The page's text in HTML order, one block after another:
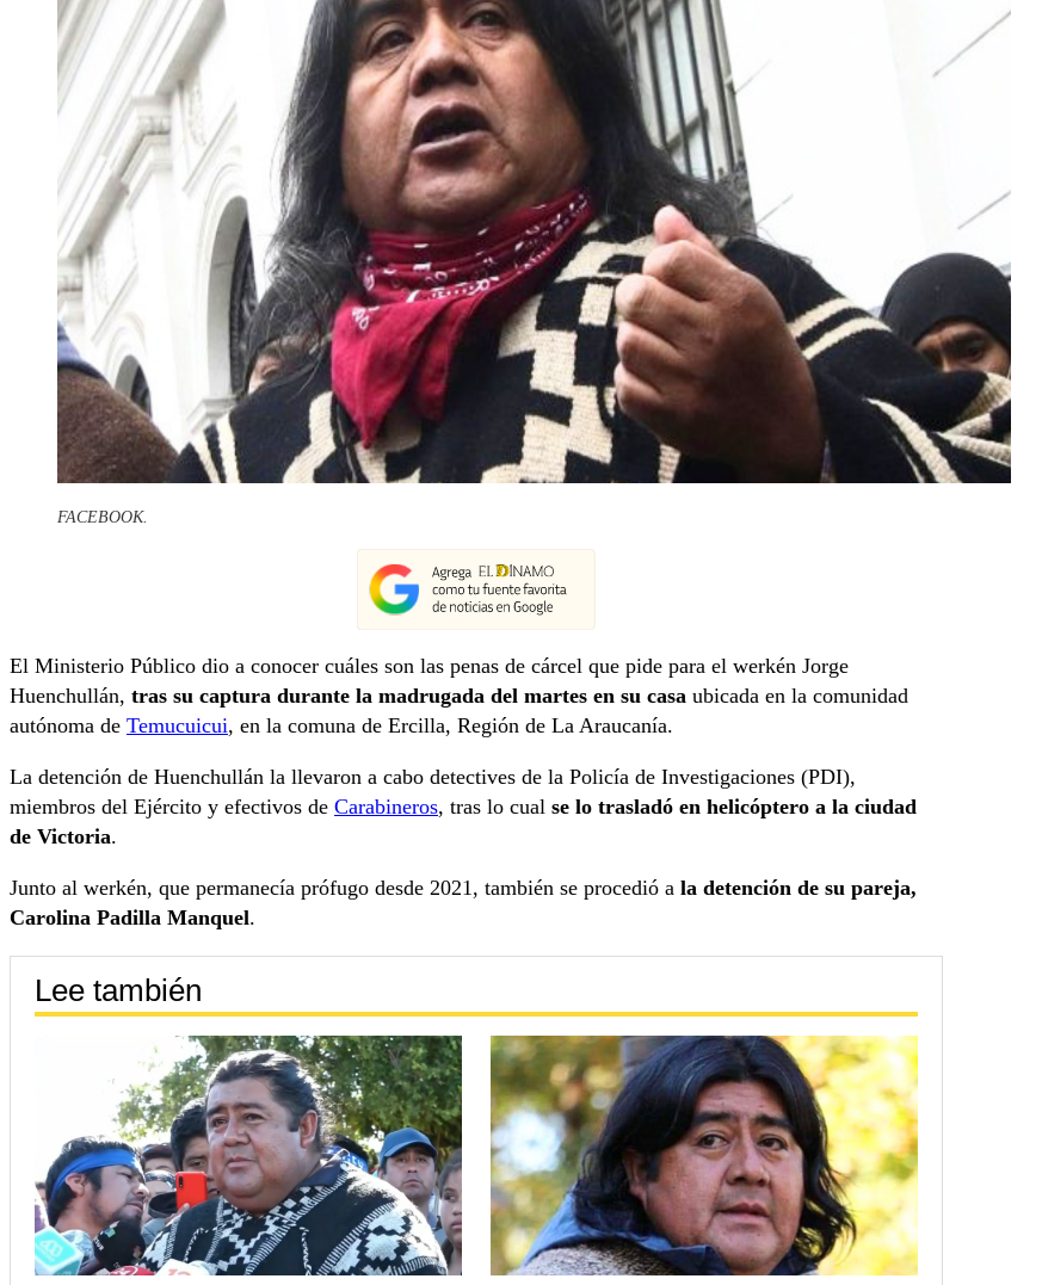
FACEBOOK.
El Ministerio Público dio a conocer cuáles son las penas de cárcel que pide para el werkén Jorge
Huenchullán, tras su captura durante la madrugada del martes en su casa ubicada en la comunidad
autónoma de Temucuicui, en la comuna de Ercilla, Región de La Araucanía.
La detención de Huenchullán la llevaron a cabo detectives de la Policía de Investigaciones (PDI),
miembros del Ejército y efectivos de Carabineros, tras lo cual se lo trasladó en helicóptero a la ciudad
de Victoria.
Junto al werkén, que permanecía prófugo desde 2021, también se procedió a la detención de su pareja,
Carolina Padilla Manquel.
Lee también